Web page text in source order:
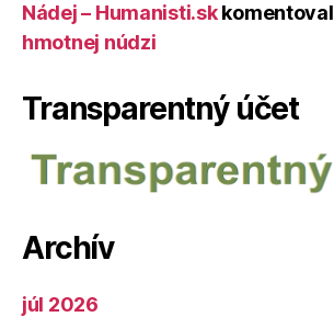
Nádej – Humanisti.skkomentoval
hmotnej núdzi
Transparentný účet
Archív
júl 2026